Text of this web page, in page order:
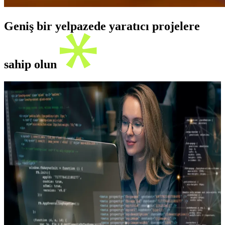
Geniş bir yelpazede yaratıcı projelere
sahip olun